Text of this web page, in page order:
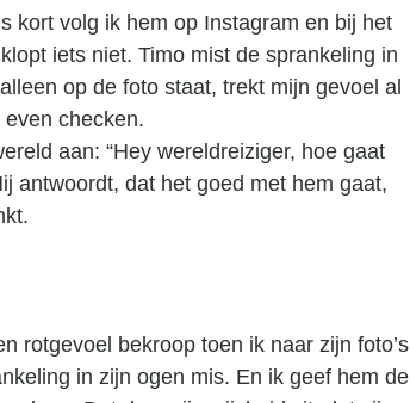
kort volg ik hem op Instagram en bij het
iets niet. Timo mist de sprankeling in
op de foto staat, trekt mijn gevoel al
checken.
aan: “Hey wereldreiziger, hoe gaat
antwoordt, dat het goed met hem gaat,
rotgevoel bekroop toen ik naar zijn foto’s
in zijn ogen mis. En ik geef hem de